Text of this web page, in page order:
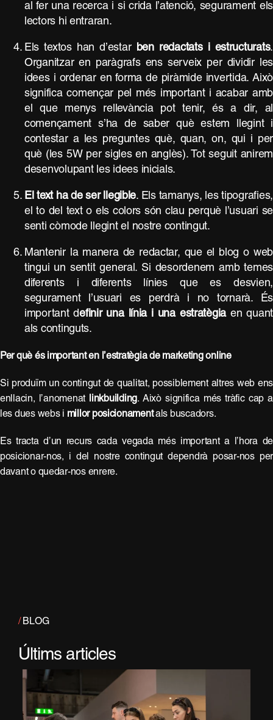
al fer una recerca i si crida l’atenció, segurament els
lectors hi entraran.
Els textos han d’estar ben redactats i estructurats.
Organitzar en paràgrafs ens serveix per dividir les
idees i ordenar en forma de piràmide invertida. Això
significa començar pel més important i acabar amb
el que menys rellevància pot tenir, és a dir, al
començament s’ha de saber què estem llegint i
contestar a les preguntes què, quan, on, qui i per
què (les 5W per sigles en anglès). Tot seguit anirem
desenvolupant les idees inicials.
El text ha de ser llegible. Els tamanys, les tipografies,
el to del text o els colors són clau perquè l’usuari se
senti còmode llegint el nostre contingut.
Mantenir la manera de redactar, que el blog o web
tingui un sentit general. Si desordenem amb temes
diferents i diferents línies que es desvien,
segurament l’usuari es perdrà i no tornarà. És
important definir una línia i una estratègiaen quant
als continguts.
Per què és important en l’estratègia de marketing online
Si produïm un contingut de qualitat, possiblement altres web ens
enllacin, l’anomenat
linkbuilding . Això significa més tràfic cap a
les dues webs i
millor posicionamentals buscadors.
Es tracta d’un recurs cada vegada més important a l’hora de
posicionar-nos, i del nostre contingut dependrà posar-nos per
davant o quedar-nos enrere.
/BLOG
Últims articles